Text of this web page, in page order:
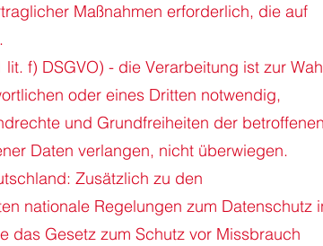
Maßnahmen erforderlich, die auf
f) DSGVO) - die Verarbeitung ist zur
oder eines Dritten notwendig,
und Grundfreiheiten der
Daten verlangen, nicht überwiegen.
Zusätzlich zu den
nationale Regelungen zum Datenschutz
das Gesetz zum Schutz vor Missbrauch